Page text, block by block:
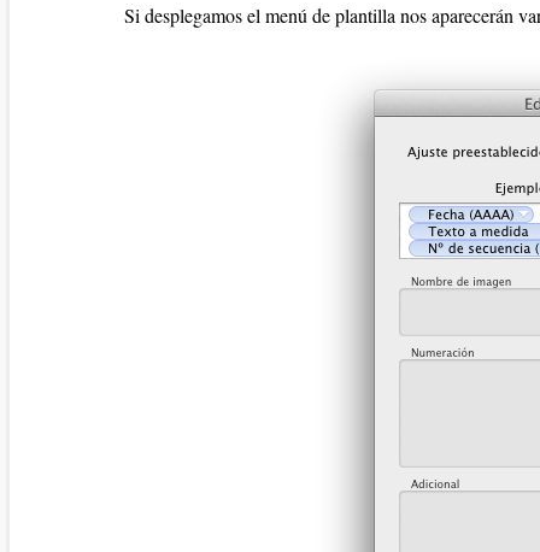
Si desplegamos el menú de plantilla nos aparecerán